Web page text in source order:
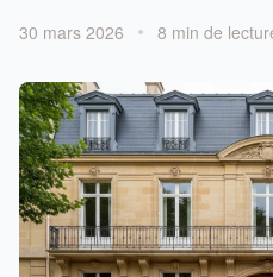
30 mars 2026 8 min de